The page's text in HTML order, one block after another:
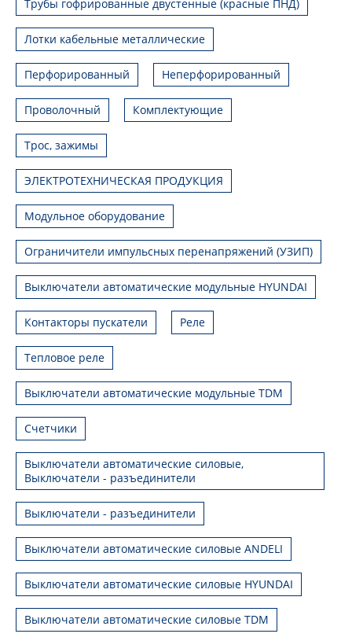
Трубы гофрированные двустенные (красные ПНД)
Лотки кабельные металлические
Перфорированный Неперфорированный
Проволочный Комплектующие
Трос, зажимы
ЭЛЕКТРОТЕХНИЧЕСКАЯ ПРОДУКЦИЯ
Модульное оборудование
Ограничители импульсных перенапряжений (УЗИП)
Выключатели автоматические модульные HYUNDAI
Контакторы пускатели Реле
Тепловое реле
Выключатели автоматические модульные TDM
Счетчики
Выключатели автоматические силовые,
Выключатели - разъединители
Выключатели - разъединители
Выключатели автоматические силовые ANDELI
Выключатели автоматические силовые HYUNDAI
Выключатели автоматические силовые TDM